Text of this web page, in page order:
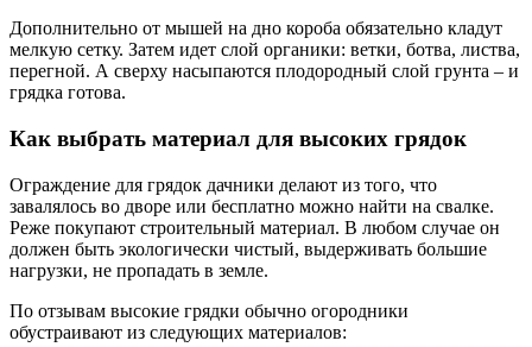
Дополнительно от мышей на дно короба обязательно кладут
мелкую сетку. Затем идет слой органики: ветки, ботва, листва,
перегной. А сверху насыпаются плодородный слой грунта – и
грядка готова.
Как выбрать материал для высоких грядок
Ограждение для грядок дачники делают из того, что
завалялось во дворе или бесплатно можно найти на свалке.
Реже покупают строительный материал. В любом случае он
должен быть экологически чистый, выдерживать большие
нагрузки, не пропадать в земле.
По отзывам высокие грядки обычно огородники
обустраивают из следующих материалов: